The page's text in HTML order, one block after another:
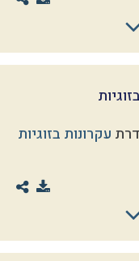
עקרונות בזוגיות